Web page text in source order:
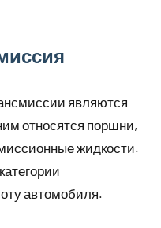
являются
относятся поршни,
жидкости.
автомобиля.